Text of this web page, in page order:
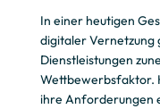
In einer heutigen
digitaler Vernetzung
Dienstleistungen
Wettbewerbsfaktor.
ihre Anforderungen